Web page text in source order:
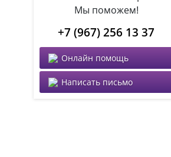
Мы поможем!
+7 (967) 256 13 37
Онлайн помощь
Написать письмо